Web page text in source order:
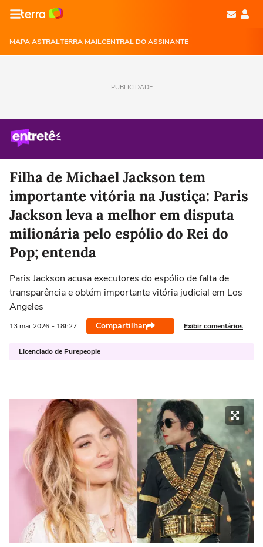
MAPA ASTRALTERRA MAILCENTRAL DO ASSINANTE
PUBLICIDADE
Filha de Michael Jackson tem
importante vitória na Justiça: Paris
Jackson leva a melhor em disputa
milionária pelo espólio do Rei do
Pop; entenda
Paris Jackson acusa executores do espólio de falta de
transparência e obtém importante vitória judicial em Los
Angeles
13 mai 2026 - 18h27 Compartilhar Exibir comentários
Licenciado de Purepeople